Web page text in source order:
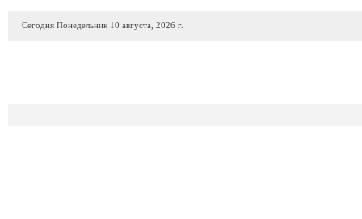
Сегодня Понедельник 10 августа, 2026 г.